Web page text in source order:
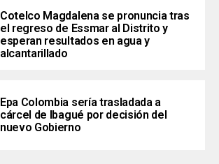
Cotelco Magdalena se pronuncia tras
el regreso de Essmar al Distrito y
esperan resultados en agua y
alcantarillado
Epa Colombia sería trasladada a
cárcel de Ibagué por decisión del
nuevo Gobierno